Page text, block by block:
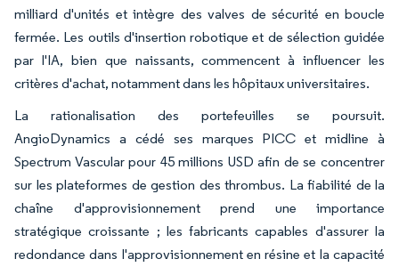
milliard d'unités et intègre des valves de sécurité en boucle
fermée. Les outils d'insertion robotique et de sélection guidée
par l'IA, bien que naissants, commencent à influencer les
critères d'achat, notamment dans les hôpitaux universitaires.
La rationalisation des portefeuilles se poursuit.
AngioDynamics a cédé ses marques PICC et midline à
Spectrum Vascular pour 45 millions USD afin de se concentrer
sur les plateformes de gestion des thrombus. La fiabilité de la
chaîne d'approvisionnement prend une importance
stratégique croissante ; les fabricants capables d'assurer la
redondance dans l'approvisionnement en résine et la capacité